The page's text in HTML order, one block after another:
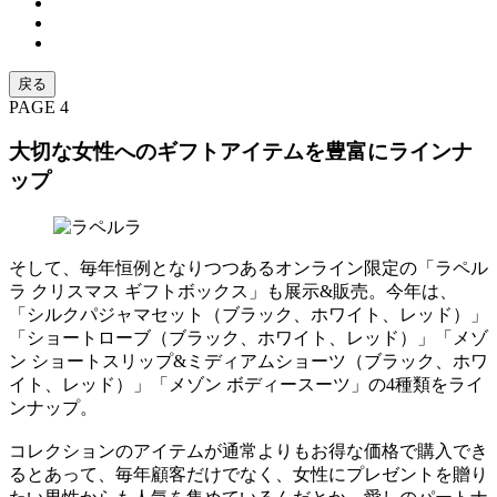
戻る
PAGE 4
大切な女性へのギフトアイテムを豊富にラインナ
ップ
そして、毎年恒例となりつつあるオンライン限定の「ラペル
ラ クリスマス ギフトボックス」も展示&販売。今年は、
「シルクパジャマセット（ブラック、ホワイト、レッド）」
「ショートローブ（ブラック、ホワイト、レッド）」「メゾ
ン ショートスリップ&ミディアムショーツ（ブラック、ホワ
イト、レッド）」「メゾン ボディースーツ」の4種類をライ
ンナップ。
コレクションのアイテムが通常よりもお得な価格で購入でき
るとあって、毎年顧客だけでなく、女性にプレゼントを贈り